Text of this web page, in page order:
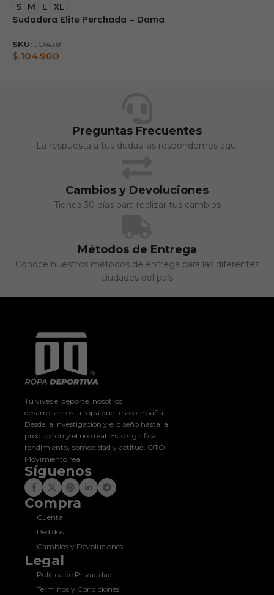
S M L XL
Sudadera Elite Perchada – Dama
SKU: JO438
$ 104.900
Preguntas Frecuentes
¡La respuesta a tus dudas las respondemos aquí!
Cambios y Devoluciones
Tienes 30 días para realizar tus cambios
Métodos de Entrega
Conoce nuestros métodos de entrega para las diferentes
ciudades del país
Tú vives el deporte, nosotros
desarrollamos la ropa que te acompaña.
Desde la investigación y el diseño hasta la
producción y el uso real. Esto significa:
rendimiento, comodidad y actitud. OTO.
Movimiento real.
Síguenos
Compra
Cuenta
Pedidos
Cambios y Devoluciones
Legal
Política de Privacidad
Terminos y Condiciones